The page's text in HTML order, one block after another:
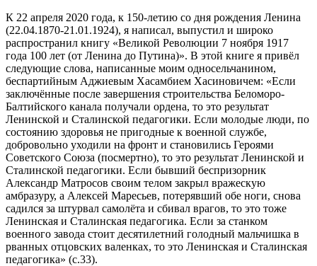
К 22 апреля 2020 года, к 150-летию со дня рождения Ленина
(22.04.1870-21.01.1924), я написал, выпустил и широко
распространил книгу «Великой Революции 7 ноября 1917
года 100 лет (от Ленина до Путина)». В этой книге я привёл
следующие слова, написанные моим односельчанином,
беспартийным Аджиевым Хасамбием Хасиновичем: «Если
заключённые после завершения строительства Беломоро-
Балтийского канала получали ордена, то это результат
Ленинской и Сталинской педагогики. Если молодые люди, по
состоянию здоровья не пригодные к военной службе,
добровольно уходили на фронт и становились Героями
Советского Союза (посмертно), то это результат Ленинской и
Сталинской педагогики. Если бывший беспризорник
Александр Матросов своим телом закрыл вражескую
амбразуру, а Алексей Маресьев, потерявший обе ноги, снова
садился за штурвал самолёта и сбивал врагов, то это тоже
Ленинская и Сталинская педагогика. Если за станком
военного завода стоит десятилетний голодный мальчишка в
рванных отцовских валенках, то это Ленинская и Сталинская
педагогика» (с.33).